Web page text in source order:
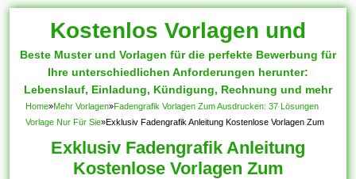
Kostenlos Vorlagen und
Muster
Beste Muster und Vorlagen für die perfekte Bewerbung für
Ihre unterschiedlichen Anforderungen herunter:
Lebenslauf, Einladung, Kündigung, Rechnung und mehr
Home»Mehr Vorlagen»Fadengrafik Vorlagen Zum Ausdrucken: 37 Lösungen
Vorlage Nur Für Sie»Exklusiv Fadengrafik Anleitung Kostenlose Vorlagen Zum
Exklusiv Fadengrafik Anleitung
Kostenlose Vorlagen Zum